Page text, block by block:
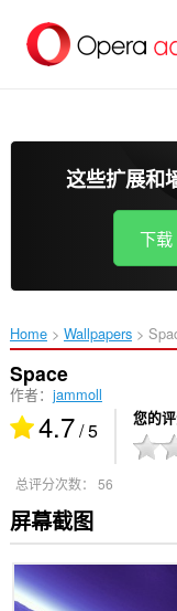
这些扩展和
下载
Home Wallpapers
Space
作者： jammoll
4.7/ 5 您的
总评分次数： 56
屏幕截图